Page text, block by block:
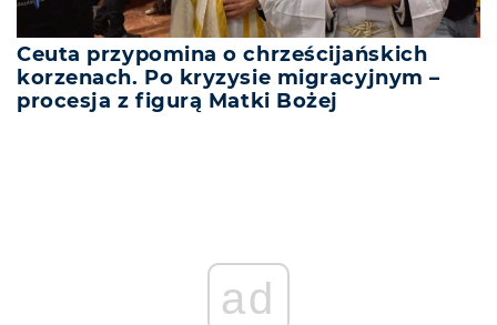
Ceuta przypomina o chrześcijańskich
korzenach. Po kryzysie migracyjnym –
procesja z figurą Matki Bożej
ad